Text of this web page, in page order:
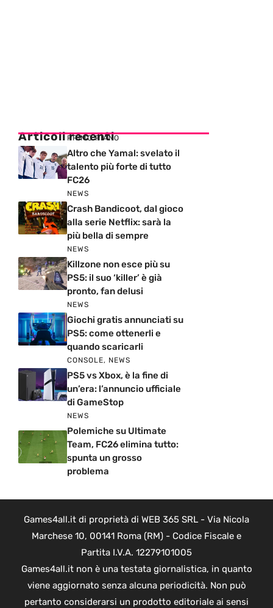
Articoli recenti
PRIMO PIANO
Altro che Yamal: svelato il
talento più forte di tutto
FC26
NEWS
Crash Bandicoot, dal gioco
alla serie Netflix: sarà la
più bella di sempre
NEWS
Killzone non esce più su
PS5: il suo ‘killer’ è già
pronto, fan delusi
NEWS
Giochi gratis annunciati su
PS5: come ottenerli e
quando scaricarli
CONSOLE, NEWS
PS5 vs Xbox, è la fine di
un’era: l’annuncio ufficiale
di GameStop
NEWS
Polemiche su Ultimate
Team, FC26 elimina tutto:
spunta un grosso
problema
Games4all.it di proprietà di WEB 365 SRL - Via Nicola
Marchese 10, 00141 Roma (RM) - Codice Fiscale e
Partita I.V.A. 12279101005
Games4all.it non è una testata giornalistica, in quanto
viene aggiornato senza alcuna periodicità. Non può
pertanto considerarsi un prodotto editoriale ai sensi